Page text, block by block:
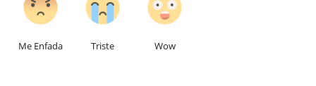
Me Enfada Triste Wow